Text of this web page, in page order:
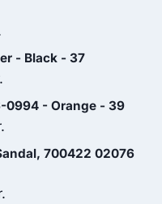
aktuelle
- Black - 37
aktuelle
559.30 kr..
0994 - Orange - 39
aktuelle700422 02076